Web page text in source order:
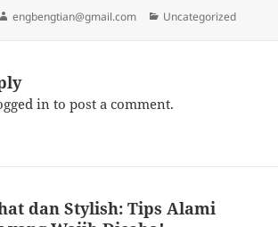
Author
engbengtian@gmail.com Categories
Uncategorized
in to post a comment.
dan Stylish: Tips Alami